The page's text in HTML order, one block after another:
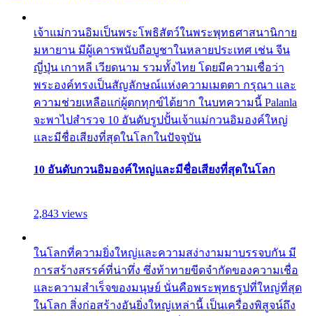
เจ้าแม่กวนอิมเป็นพระโพธิสัตว์ในพระพุทธศาสนานิกาย
มหายาน มีผู้เคารพนับถือบูชาในหลายประเทศ เช่น จีน
ญี่ปุ่น เกาหลี เวียดนาม รวมทั้งไทย โดยมีความเชื่อว่า
พระองค์ทรงเป็นสัญลักษณ์แห่งความเมตตา กรุณา และ
ความช่วยเหลือแก่ผู้ตกทุกข์ได้ยาก ในบทความนี้ Palanla
จะพาไปสำรวจ 10 อันดับรูปปั้นเจ้าแม่กวนอิมองค์ใหญ่
และมีชื่อเสียงที่สุดในโลกในปัจจุบัน
10 อันดับกวนอิมองค์ใหญ่และมีชื่อเสียงที่สุดในโลก
2,843 views
ในโลกที่ความยิ่งใหญ่และความสง่างามมาบรรจบกัน มี
การสร้างสรรค์ที่น่าทึ่ง ซึ่งท้าทายขีดจำกัดของความเชื่อ
และความสำเร็จของมนุษย์ นั่นคือพระพุทธรูปที่ใหญ่ที่สุด
ในโลก สิ่งก่อสร้างอันยิ่งใหญ่เหล่านี้ เป็นเครื่องพิสูจน์ถึง